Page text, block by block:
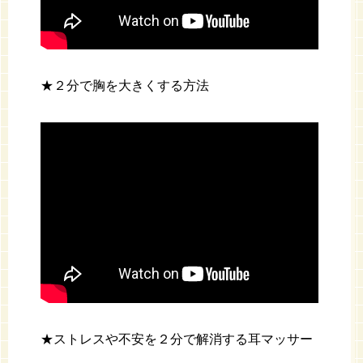
★２分で胸を大きくする方法
★ストレスや不安を２分で解消する耳マッサー